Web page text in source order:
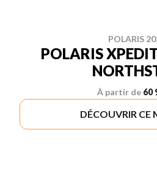
POLARIS
POLARIS
À partir de 60
DÉCOUVRIR CE